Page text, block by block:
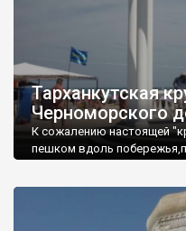
Тарханкутская
Черноморского
К сожалению настоящей
пешком вдоль